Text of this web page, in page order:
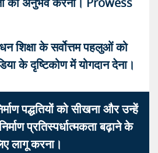
शिक्षा के सर्वोत्तम पहलुओं को
के दृष्टिकोण में योगदान देना।
पद्धतियों को सीखना और उन्हें
प्रतिस्पर्धात्मकता बढ़ाने के
लागू करना।